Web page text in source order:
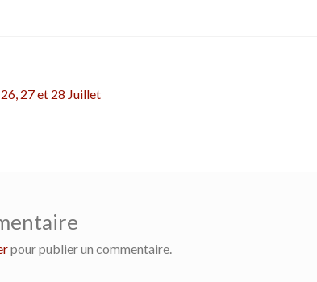
27 et 28 Juillet
pour publier un commentaire.